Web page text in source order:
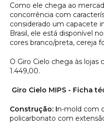
Como ele chega ao
concorrência com
considerado um capacete
Brasil, ele está disponível
cores branco/preta, cereja
O Giro Cielo chega às
1.449,00.
Giro Cielo MIPS - Ficha
Construção: In-mold com
policarbonato com